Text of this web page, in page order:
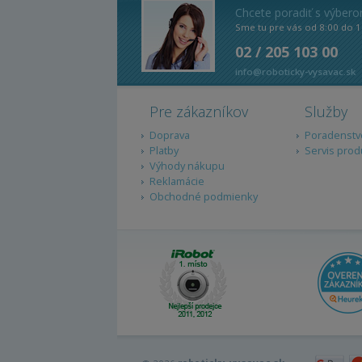
Chcete poradiť s
Sme tu pre vás od 8:00 do
02 / 205 103 00
info@roboticky-vysavac.sk
Pre zákazníkov
Doprava
Platby
Výhody nákupu
Reklamácie
Obchodné podmienky
Služby
Servis